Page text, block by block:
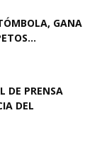
GANA
DE PRENSA
DEL